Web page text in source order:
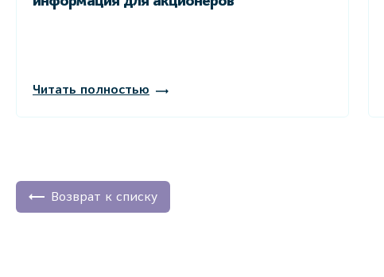
Читать полностью
Возврат к списку